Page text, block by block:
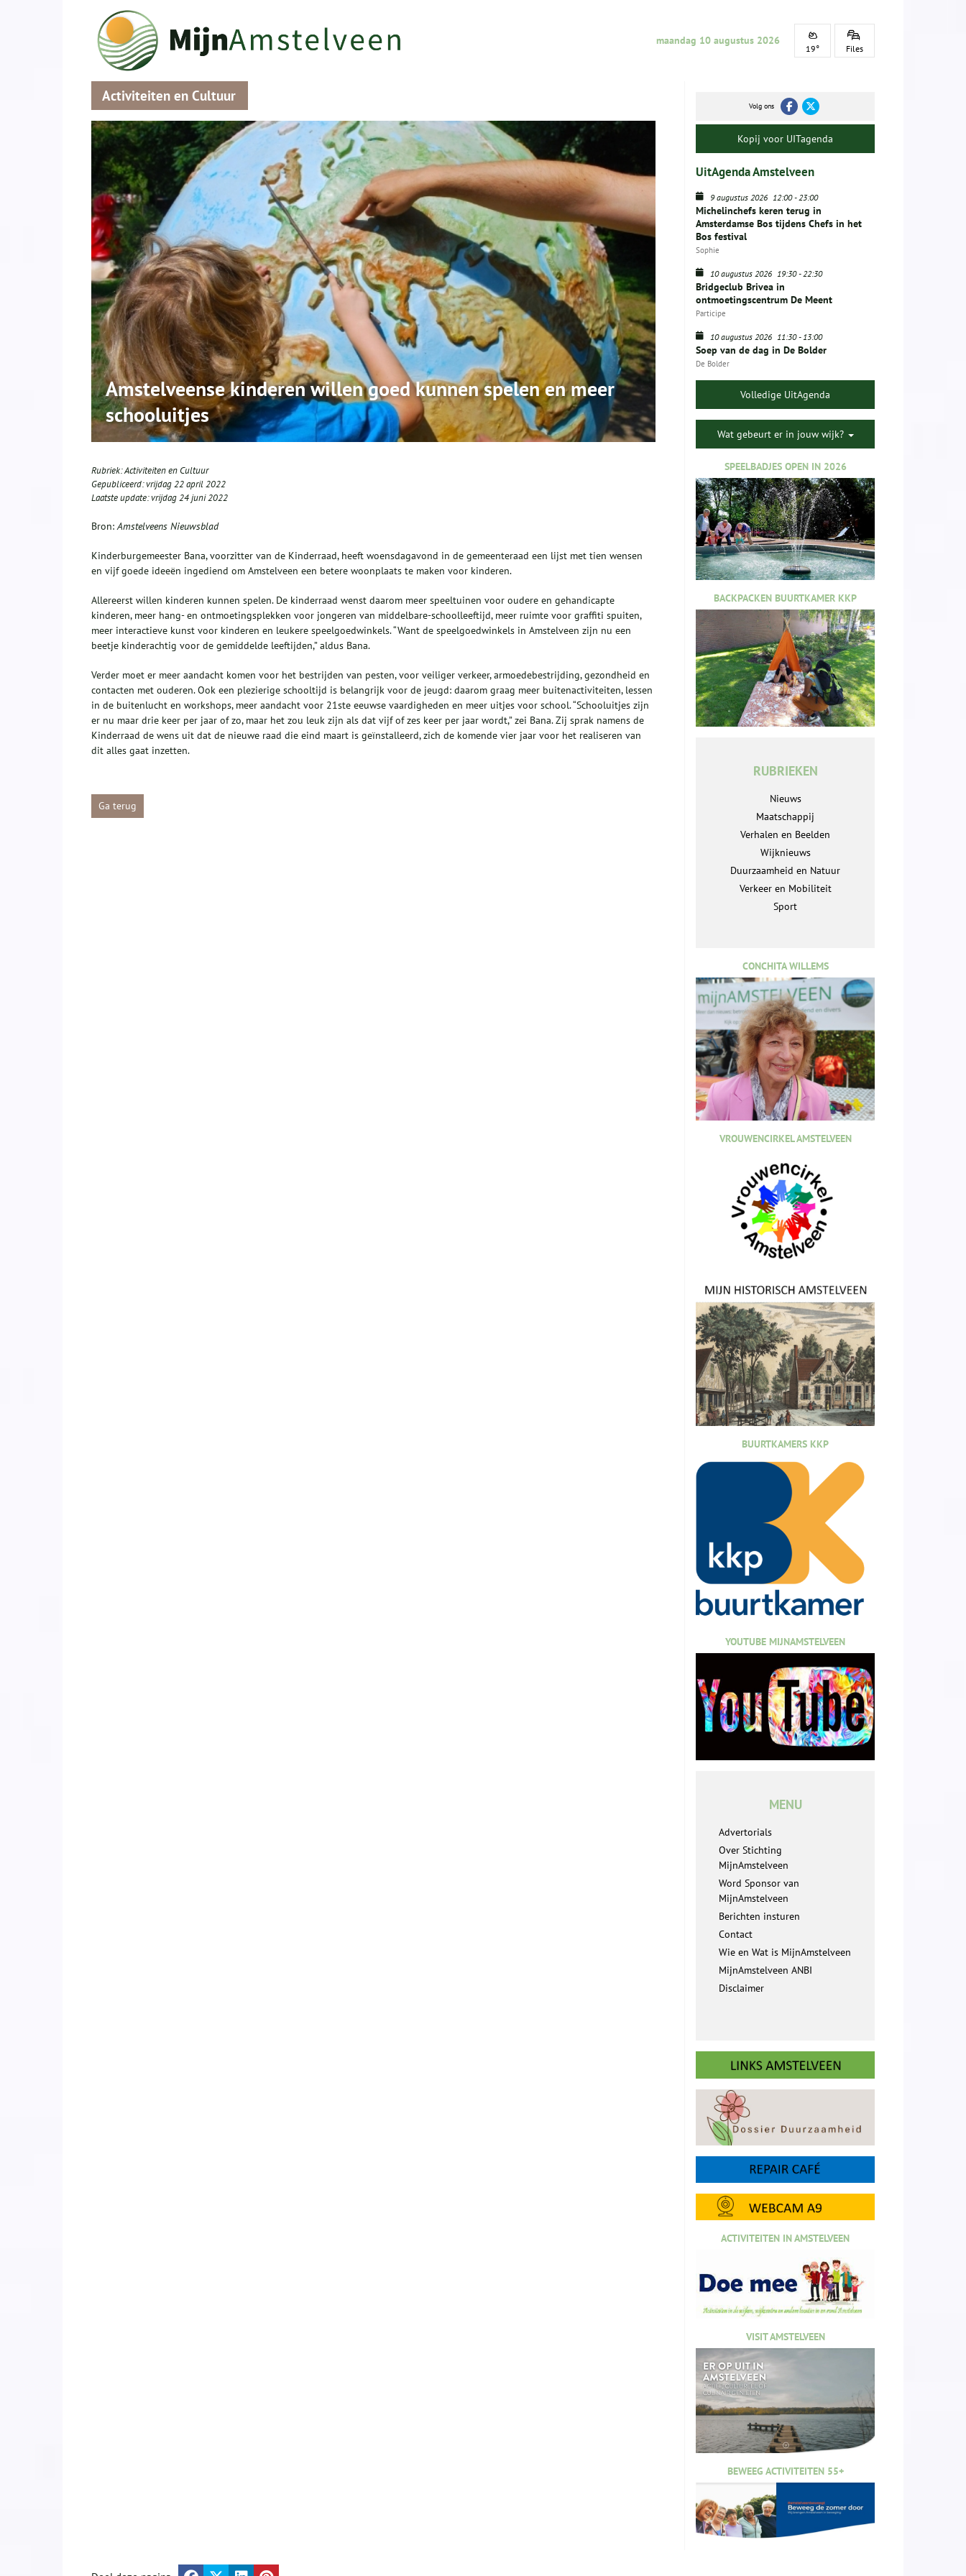
maandag 10 augustus 2026
19° Files
Activiteiten en Cultuur
Amstelveense kinderen willen goed kunnen spelen en meer
schooluitjes
Rubriek:Activiteiten en Cultuur
Gepubliceerd:vrijdag 22 april 2022
Laatste update:vrijdag 24 juni 2022
Bron:Amstelveens Nieuwsblad
Kinderburgemeester Bana, voorzitter van de Kinderraad, heeft woensdagavond in de gemeenteraad een lijst met tien wensen
en vijf goede ideeën ingediend om Amstelveen een betere woonplaats te maken voor kinderen.
Allereerst willen kinderen kunnen spelen. De kinderraad wenst daarom meer speeltuinen voor oudere en gehandicapte
kinderen, meer hang- en ontmoetingsplekken voor jongeren van middelbare-schoolleeftijd, meer ruimte voor graffiti spuiten,
meer interactieve kunst voor kinderen en leukere speelgoedwinkels. “Want de speelgoedwinkels in Amstelveen zijn nu een
beetje kinderachtig voor de gemiddelde leeftijden,” aldus Bana.
Verder moet er meer aandacht komen voor het bestrijden van pesten, voor veiliger verkeer, armoedebestrijding, gezondheid en
contacten met ouderen. Ook een plezierige schooltijd is belangrijk voor de jeugd: daarom graag meer buitenactiviteiten, lessen
in de buitenlucht en workshops, meer aandacht voor 21ste eeuwse vaardigheden en meer uitjes voor school. “Schooluitjes zijn
er nu maar drie keer per jaar of zo, maar het zou leuk zijn als dat vijf of zes keer per jaar wordt,” zei Bana. Zij sprak namens de
Kinderraad de wens uit dat de nieuwe raad die eind maart is geïnstalleerd, zich de komende vier jaar voor het realiseren van
dit alles gaat inzetten.
Ga terug
Volg ons
Kopij voor UITagenda
UitAgenda Amstelveen
9 augustus 2026 12:00-23:00
Michelinchefs keren terug in
Amsterdamse Bos tijdens Chefs in het
Bos festival
Sophie
10 augustus 2026 19:30-22:30
Bridgeclub Brivea in
ontmoetingscentrum De Meent
Participe
10 augustus 2026 11:30-13:00
Soep van de dag in De Bolder
De Bolder
Volledige UitAgenda
Wat gebeurt er in jouw wijk?
SPEELBADJES OPEN IN 2026
BACKPACKEN BUURTKAMER KKP
RUBRIEKEN
Nieuws
Maatschappij
Verhalen en Beelden
Wijknieuws
Duurzaamheid en Natuur
Verkeer en Mobiliteit
Sport
CONCHITA WILLEMS
VROUWENCIRKEL AMSTELVEEN
BUURTKAMERS KKP
YOUTUBE MIJNAMSTELVEEN
MENU
Advertorials
Over Stichting
MijnAmstelveen
Word Sponsor van
MijnAmstelveen
Berichten insturen
Contact
Wie en Wat is MijnAmstelveen
MijnAmstelveen ANBI
Disclaimer
ACTIVITEITEN IN AMSTELVEEN
VISIT AMSTELVEEN
BEWEEG ACTIVITEITEN 55+